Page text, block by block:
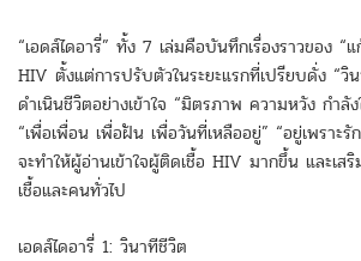
“เอดส์ไดอารี่” ทั้ง 7 เล่มคือบันทึกเรื่องราวของ “
HIV ตั้งแต่การปรับตัวในระยะแรกที่เปรียบดั่ง “วิ
ดำเนินชีวิตอย่างเข้าใจ “มิตรภาพ ความหวัง กำลั
“เพื่อเพื่อน เพื่อฝัน เพื่อวันที่เหลืออยู่” “อยู่เพราะรั
จะทำให้ผู้อ่านเข้าใจผู้ติดเชื้อ HIV มากขึ้น และเส
เชื้อและคนทั่วไป
เอดส์ไดอารี่ 1: วินาทีชีวิต